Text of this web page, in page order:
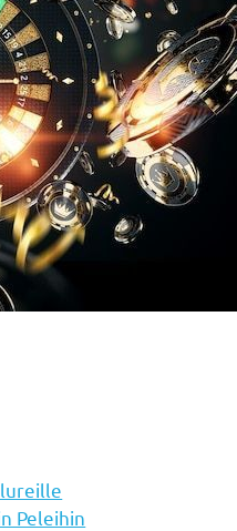
Peleihin